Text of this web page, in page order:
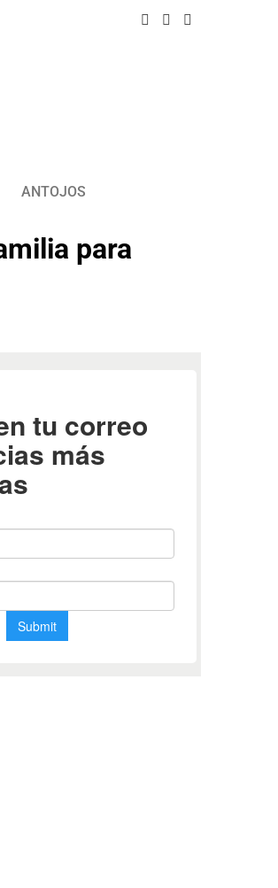
ANTOJOS
para